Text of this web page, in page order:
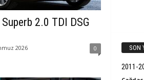
2.0 TDI DSG
2026 0 SON
2011-